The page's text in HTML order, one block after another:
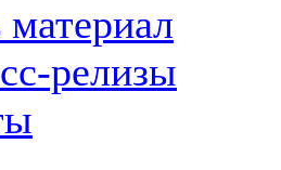
материал
релизы